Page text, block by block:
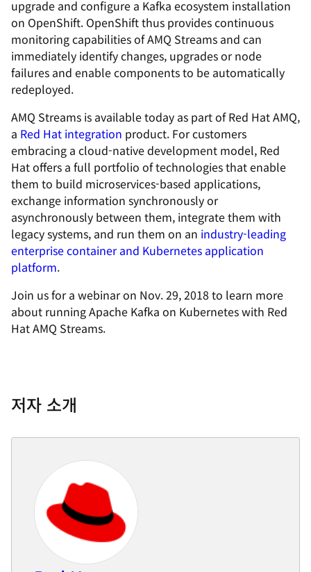
upgrade and configure a Kafka ecosystem installation
on OpenShift. OpenShift thus provides continuous
monitoring capabilities of AMQ Streams and can
immediately identify changes, upgrades or node
failures and enable components to be automatically
redeployed.
AMQ Streams is available today as part of Red Hat AMQ,
a Red Hat integration product. For customers
embracing a cloud-native development model, Red
Hat offers a full portfolio of technologies that enable
them to build microservices-based applications,
exchange information synchronously or
asynchronously between them, integrate them with
legacy systems, and run them on an industry-leading
enterprise container and Kubernetes application
platform.
Join us for a webinar on Nov. 29, 2018 to learn more
about running Apache Kafka on Kubernetes with Red
Hat AMQ Streams.
저자 소개